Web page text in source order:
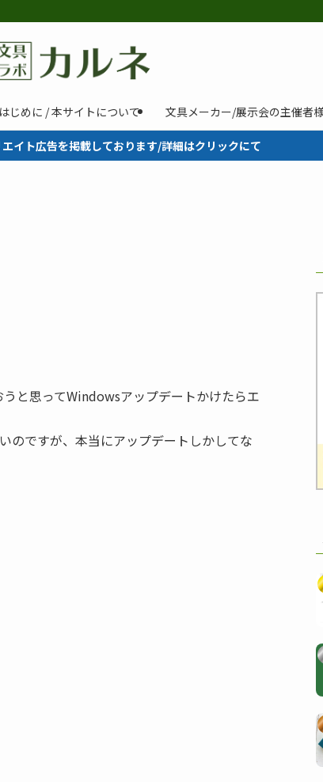
はじめに / 本サイトについて 文具メーカー/展示会の主催者
イト広告を掲載しております/詳細はクリックにて
と思ってWindowsアップデートかけたらエ
のですが、本当にアップデートしかしてな